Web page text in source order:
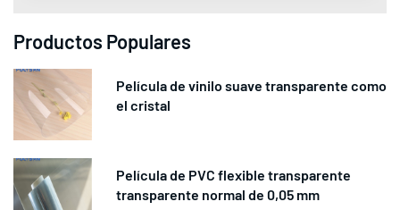
Productos Populares
Película de vinilo suave transparente como
el cristal
Película de PVC flexible transparente
transparente normal de 0,05 mm